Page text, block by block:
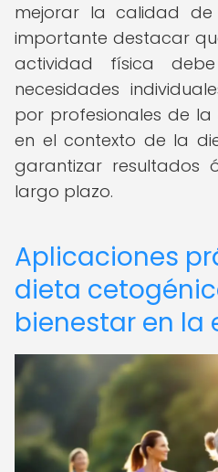
mejorar la calidad de
importante destacar
actividad física
necesidades
por profesionales de la
en el contexto de la
garantizar resultados
largo plazo.
Aplicaciones
dieta
bienestar en la